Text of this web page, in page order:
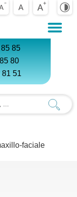
85
80
81 51
faciale